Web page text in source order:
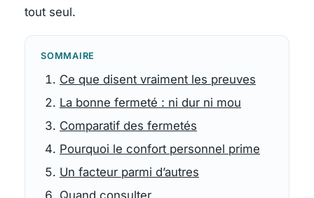
tout seul.
SOMMAIRE
Ce que disent vraiment les preuves
La bonne fermeté : ni dur ni mou
Comparatif des fermetés
Pourquoi le confort personnel prime
Un facteur parmi d’autres
Quand consulter